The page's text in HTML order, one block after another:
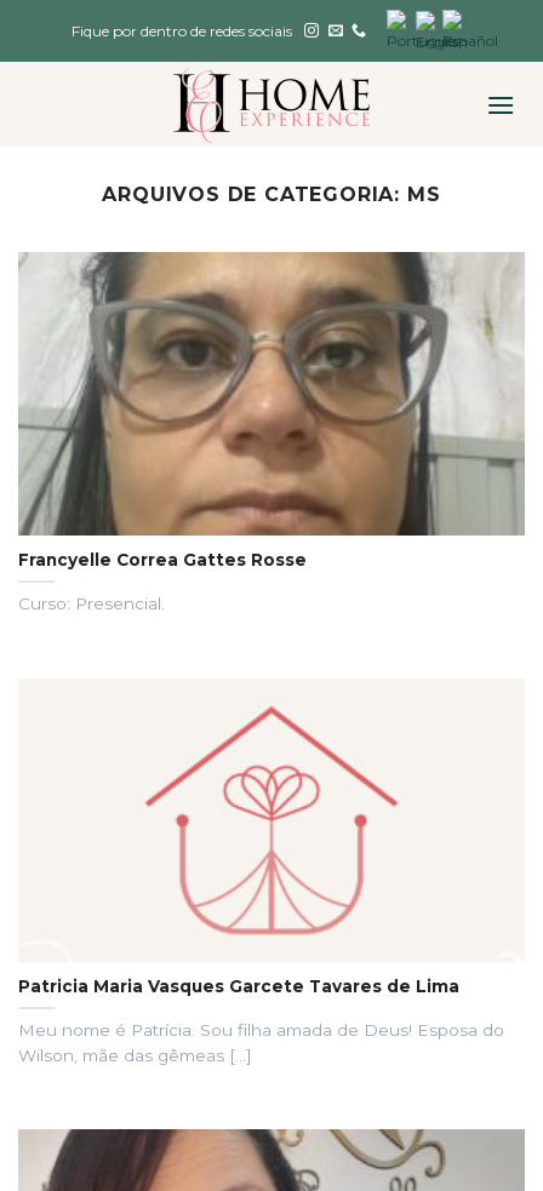
Fique por dentro de redes sociais
ARQUIVOS DE CATEGORIA: MS
Francyelle Correa Gattes Rosse
Curso: Presencial.
Patricia Maria Vasques Garcete Tavares de Lima
Meu nome é Patrícia. Sou filha amada de Deus! Esposa do
Wilson, mãe das gêmeas [...]